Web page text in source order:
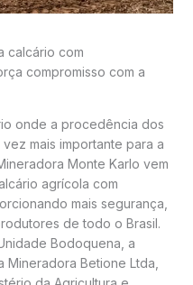
calcário com
compromisso com a
onde a procedência dos
mais importante para a
Monte Karlo vem
agrícola com
mais segurança,
de todo o Brasil.
Bodoquena, a
Mineradora Betione Ltda,